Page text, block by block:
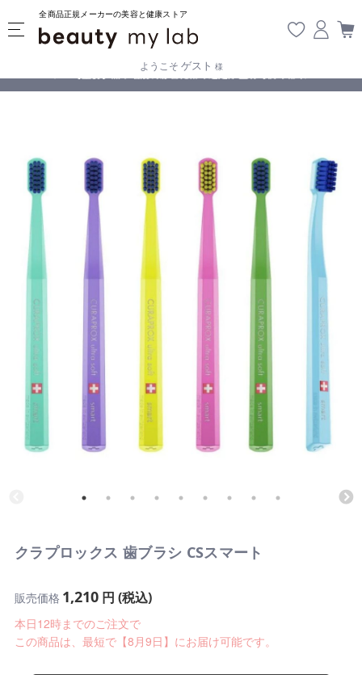
全商品正規メーカーの美容と健康ストア
ようこそ ゲスト 様
【重要】熊本地震の影響により遅延が生じております
クラプロックス 歯ブラシ CSスマート
販売価格 1,210円 (税込)
本日12時までのご注文で
この商品は、最短で【8月9日】にお届け可能です。